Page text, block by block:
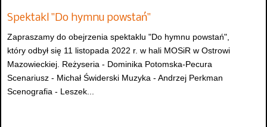
Spektakl "Do hymnu powstań"
Zapraszamy do obejrzenia spektaklu "Do hymnu powstań",
który odbył się 11 listopada 2022 r. w hali MOSiR w Ostrowi
Mazowieckiej. Reżyseria - Dominika Potomska-Pecura
Scenariusz - Michał Świderski Muzyka - Andrzej Perkman
Scenografia - Leszek...